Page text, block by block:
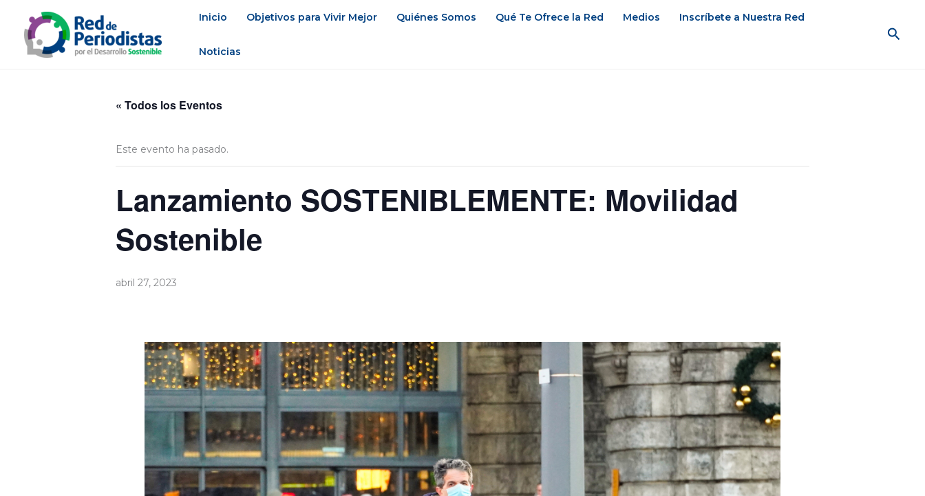
contenido
Inicio Objetivos para Vivir Mejor Quiénes Somos Qué Te Ofrece la Red Medios Inscríbete a Nuestra Red
Noticias
« Todos los Eventos
Este evento ha pasado.
Lanzamiento SOSTENIBLEMENTE: Movilidad
Sostenible
abril 27, 2023